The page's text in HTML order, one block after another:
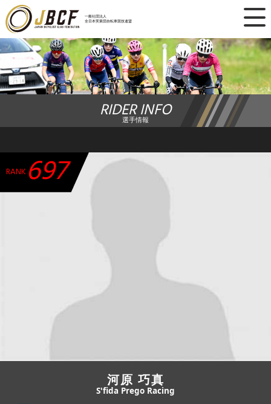
一般社団法人
全日本実業団自転車競技連盟
×
ニュース
レース日程
ランキング
チーム・選手
加盟・登録
エントリー
JBCF ROAD SERIESとは
RIDER INFO
選手情報
RANK 697
河原 巧真
S'fida Prego Racing